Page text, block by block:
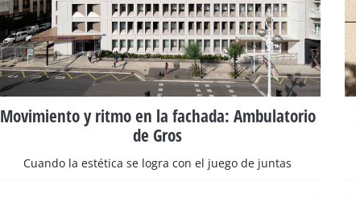
Movimiento y ritmo en la fachada: Ambulatorio
de Gros
Cuando la estética se logra con el juego de juntas